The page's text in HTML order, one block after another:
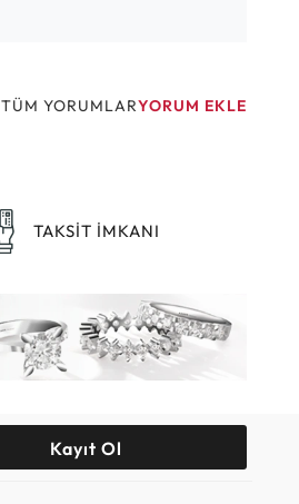
TÜM YORUMLARYORUM EKLE
TAKSİT İMKANI
Kayıt Ol